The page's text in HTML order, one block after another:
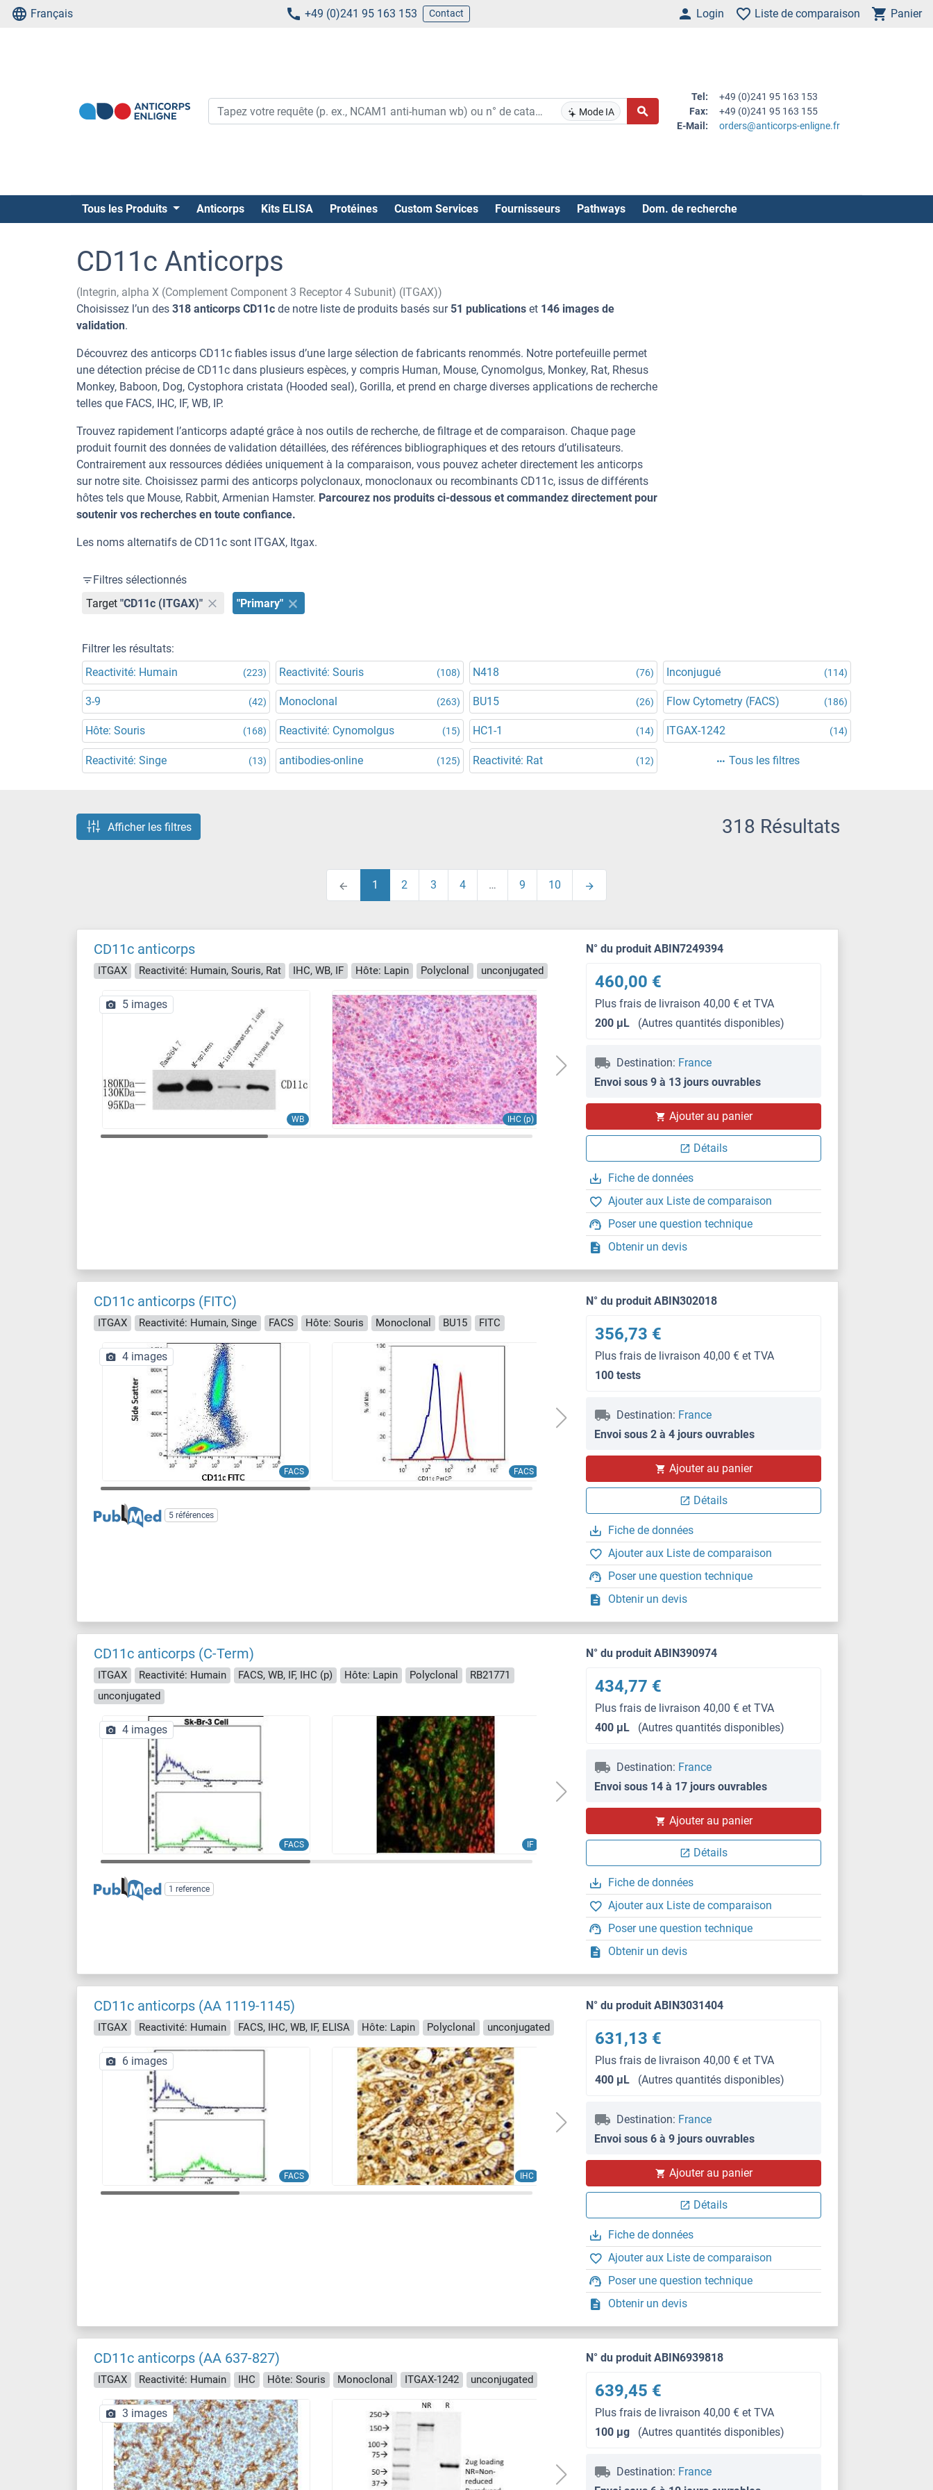
Français +49 (0)241 95 163 153 Contact Login Liste de comparaison Panier
Mode IA
Tel:
+49 (0)241 95 163 153
Fax:
+49 (0)241 95 163 155
E-Mail:
orders@anticorps-enligne.fr
Tous les Produits Anticorps Kits ELISA Protéines Custom Services Fournisseurs Pathways Dom. de recherche
CD11c Anticorps
(Integrin, alpha X (Complement Component 3 Receptor 4 Subunit) (ITGAX))
Choisissez l’un des 318 anticorps CD11c de notre liste de produits basés sur 51 publications et 146 images de
validation.
Découvrez des anticorps CD11c fiables issus d’une large sélection de fabricants renommés. Notre portefeuille permet
une détection précise de CD11c dans plusieurs espèces, y compris Human, Mouse, Cynomolgus, Monkey, Rat, Rhesus
Monkey, Baboon, Dog, Cystophora cristata (Hooded seal), Gorilla, et prend en charge diverses applications de recherche
telles que FACS, IHC, IF, WB, IP.
Trouvez rapidement l’anticorps adapté grâce à nos outils de recherche, de filtrage et de comparaison. Chaque page
produit fournit des données de validation détaillées, des références bibliographiques et des retours d’utilisateurs.
Contrairement aux ressources dédiées uniquement à la comparaison, vous pouvez acheter directement les anticorps
sur notre site. Choisissez parmi des anticorps polyclonaux, monoclonaux ou recombinants CD11c, issus de différents
hôtes tels que Mouse, Rabbit, Armenian Hamster. Parcourez nos produits ci-dessous et commandez directement pour
soutenir vos recherches en toute confiance.
Les noms alternatifs de CD11c sont ITGAX, Itgax.
Filtres sélectionnés
Target "CD11c (ITGAX)" "Primary"
Filtrer les résultats:
Reactivité: Humain
(223) Reactivité: Souris (108) N418 (76) Inconjugué (114)
3-9 (42) Monoclonal (263) BU15 (26) Flow Cytometry (FACS) (186)
Hôte: Souris (168) Reactivité: Cynomolgus (15) HC1-1 (14) ITGAX-1242 (14)
Reactivité: Singe (13) antibodies-online (125) Reactivité: Rat (12) Tous les filtres
Afficher les filtres 318 Résultats
1 2 3 4 … 9 10
CD11c anticorps
ITGAX Reactivité: Humain, Souris, Rat IHC, WB, IF Hôte: Lapin Polyclonal unconjugated
WB IHC (p)
IHC (p)
5 images
N° du produit ABIN7249394
460,00 €
Plus frais de livraison 40,00 € et TVA
200 μL
(Autres quantités disponibles)
Destination: France
Envoi sous 9 à 13 jours ouvrables
Ajouter au panier
Détails
Fiche de données
Ajouter aux Liste de comparaison
Poser une question technique
Obtenir un devis
CD11c anticorps (FITC)
ITGAX Reactivité: Humain, Singe FACS Hôte: Souris Monoclonal BU15 FITC
FACS FACS
FACS
4 images
5 références
N° du produit ABIN302018
356,73 €
Plus frais de livraison 40,00 € et TVA
100 tests
Destination: France
Envoi sous 2 à 4 jours ouvrables
Ajouter au panier
Détails
Fiche de données
Ajouter aux Liste de comparaison
Poser une question technique
Obtenir un devis
CD11c anticorps (C-Term)
ITGAX Reactivité: Humain FACS, WB, IF, IHC (p) Hôte: Lapin Polyclonal
RB21771
unconjugated
FACS IF
WB
4 images
1 reference
N° du produit ABIN390974
434,77 €
Plus frais de livraison 40,00 € et TVA
400 μL
(Autres quantités disponibles)
Destination: France
Envoi sous 14 à 17 jours ouvrables
Ajouter au panier
Détails
Fiche de données
Ajouter aux Liste de comparaison
Poser une question technique
Obtenir un devis
CD11c anticorps (AA 1119-1145)
ITGAX Reactivité: Humain FACS, IHC, WB, IF, ELISA Hôte: Lapin Polyclonal unconjugated
FACS IHC
6 images
N° du produit ABIN3031404
631,13 €
Plus frais de livraison 40,00 € et TVA
400 μL
(Autres quantités disponibles)
Destination: France
Envoi sous 6 à 9 jours ouvrables
Ajouter au panier
Détails
Fiche de données
Ajouter aux Liste de comparaison
Poser une question technique
Obtenir un devis
CD11c anticorps (AA 637-827)
ITGAX Reactivité: Humain IHC Hôte: Souris Monoclonal ITGAX-1242 unconjugated
3 images
N° du produit ABIN6939818
639,45 €
Plus frais de livraison 40,00 € et TVA
100 μg
(Autres quantités disponibles)
Destination: France